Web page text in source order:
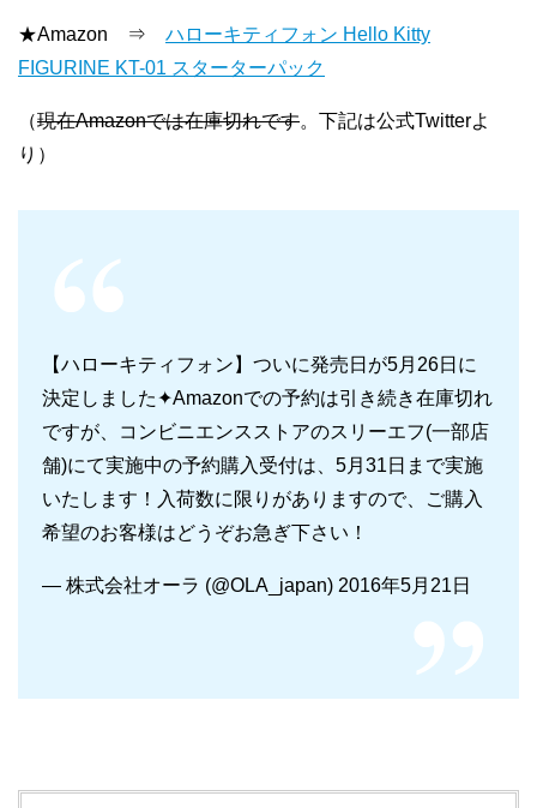
★Amazon ⇒ ハローキティフォン Hello Kitty
FIGURINE KT-01 スターターパック
（現在Amazonでは在庫切れです。下記は公式Twitterよ
り）
【ハローキティフォン】ついに発売日が5月26日に
決定しました✦Amazonでの予約は引き続き在庫切れ
ですが、コンビニエンスストアのスリーエフ(一部店
舗)にて実施中の予約購入受付は、5月31日まで実施
いたします！入荷数に限りがありますので、ご購入
希望のお客様はどうぞお急ぎ下さい！
— 株式会社オーラ (@OLA_japan) 2016年5月21日